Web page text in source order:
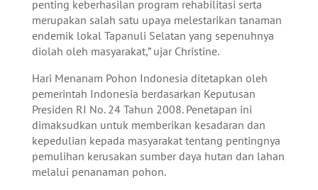
penting keberhasilan program rehabilitasi serta
merupakan salah satu upaya melestarikan tanaman
endemik lokal Tapanuli Selatan yang sepenuhnya
diolah oleh masyarakat,” ujar Christine.
Hari Menanam Pohon Indonesia ditetapkan oleh
pemerintah Indonesia berdasarkan Keputusan
Presiden RI No. 24 Tahun 2008. Penetapan ini
dimaksudkan untuk memberikan kesadaran dan
kepedulian kepada masyarakat tentang pentingnya
pemulihan kerusakan sumber daya hutan dan lahan
melalui penanaman pohon.